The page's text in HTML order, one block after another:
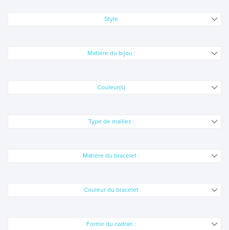
ALL BLACKS
ARMANI EXCHANGE
BAYARD
CERTUS
Style
Matière du bijou :
Couleur(s)
Type de mailles :
Matière du bracelet :
Couleur du bracelet
Forme du cadran :